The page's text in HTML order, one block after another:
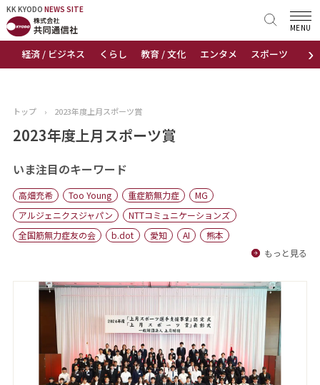
KK KYODO NEWS SITE
›
経済 / ビジネス くらし 教育 / 文化 エンタメ スポーツ 地域
MENU
KK KYODONEWS SITE
トップページ
ニュース
おすすめコンテンツ
出版物
会社概要
トップ › 2023年度上月スポーツ賞
2023年度上月スポーツ賞
いま注目のキーワード
高畑充希 Too Young 重症筋無力症
MG
アルジェニクスジャパン
NTTコミュニケーションズ
全国筋無力症友の会
b.dot 愛知 AI
熊本
もっと見る